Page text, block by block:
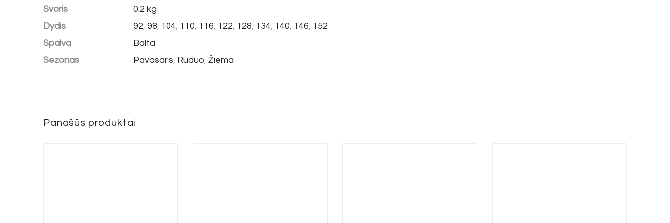
Svoris
0.2 kg
Dydis
92, 98, 104, 110, 116, 122, 128, 134, 140, 146, 152
Spalva
Balta
Sezonas
Pavasaris, Ruduo, Žiema
Panašūs produktai